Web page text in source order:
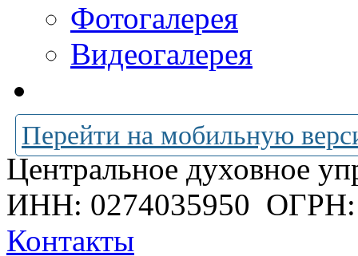
Фотогалерея
Видеогалерея
Перейти на мобильную
Центральное духовное
ИНН: 0274035950 ОГРН:
Контакты